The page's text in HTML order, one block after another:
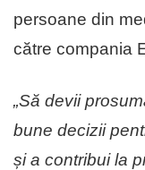
persoane din
către compania
„Să devii
bune decizii
și a contribui la